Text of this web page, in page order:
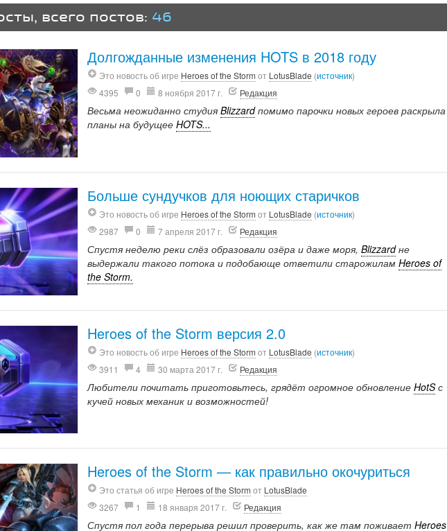
всего постов: 46
Долгожданные изменения HOTS в 2018 году
Это новость об игре Heroes of the Storm от LotusBlade (источник)
4395
0 8 ноября 2017 г. Редакция
Весьма неожиданно студия Blizzardпомимо парочки новых героев раскрыла
планы на будущее HOTS...
Больше сундучков для ноющих старичков
Это новость об игре Heroes of the Storm от LotusBlade (источник)
2987
0 7 апреля 2017 г. Редакция
Спустя неделю реки слёз образовали озёра и даже моря, Blizzardне
выдержали такого потока и подобающе ответили старожилам Heroes of
the Storm.
Heroes of the Storm версия 2.0
Это новость об игре Heroes of the Storm от LotusBlade (источник)
3911
4 30 марта 2017 г. Редакция
Любители почитать приготовьтесь, грядёт огромное обновление HotSс
кучей новых механик и возможностей!
Heroes of the Storm — как правильно окочуриться
Это статья об игре Heroes of the Storm от LotusBlade
3267
1 18 января 2017 г. Редакция
Спустя пол года перерыва решил проверить, как же там поживает Heroes